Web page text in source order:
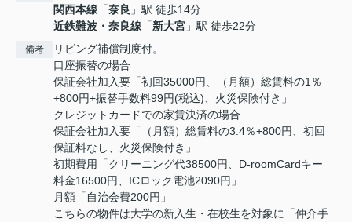
関西本線 「奈良 」駅 徒歩14分
近鉄難波・奈良線 「新大宮 」駅 徒歩22分
備考
リビング補償制度付。
口座振替の場合
保証会社加入要「初回35000円、（月額）総賃料の1％
+800円+振替手数料99円(税込)、火災保険付き」
クレジットカードでの家賃決済の場合
保証会社加入要「（月額）総賃料の3.4％+800円、初回
保証料なし、火災保険付き」
初期費用「クリーニング代38500円、D-roomCardキー
料金16500円、ICロック電池2090円」
月額「自治会費200円」
こちらの物件は大学の新入生・在校生を対象に「仲介手